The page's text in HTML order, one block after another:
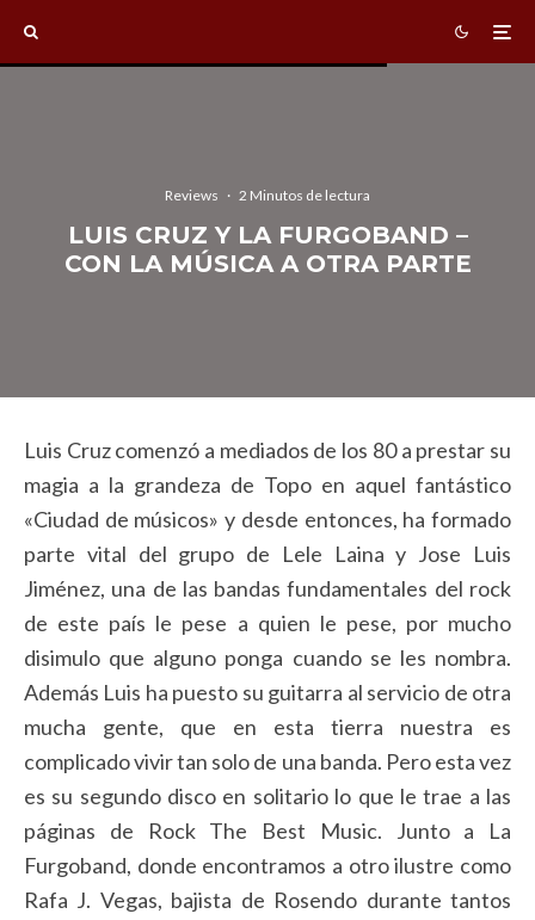
Reviews · 2 Minutos de lectura
LUIS CRUZ Y LA FURGOBAND –
CON LA MÚSICA A OTRA PARTE
Luis Cruz comenzó a mediados de los 80 a prestar su
magia a la grandeza de Topo en aquel fantástico
«Ciudad de músicos» y desde entonces, ha formado
parte vital del grupo de Lele Laina y Jose Luis
Jiménez, una de las bandas fundamentales del rock
de este país le pese a quien le pese, por mucho
disimulo que alguno ponga cuando se les nombra.
Además Luis ha puesto su guitarra al servicio de otra
mucha gente, que en esta tierra nuestra es
complicado vivir tan solo de una banda. Pero esta vez
es su segundo disco en solitario lo que le trae a las
páginas de Rock The Best Music. Junto a La
Furgoband, donde encontramos a otro ilustre como
Rafa J. Vegas, bajista de Rosendo durante tantos